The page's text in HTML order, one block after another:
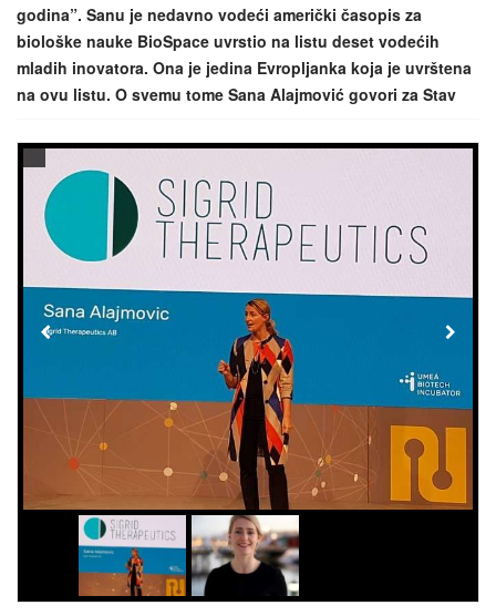
godina”. Sanu je nedavno vodeći američki časopis za
biološke nauke BioSpace uvrstio na listu deset vodećih
mladih inovatora. Ona je jedina Evropljanka koja je uvrštena
na ovu listu. O svemu tome Sana Alajmović govori za Stav